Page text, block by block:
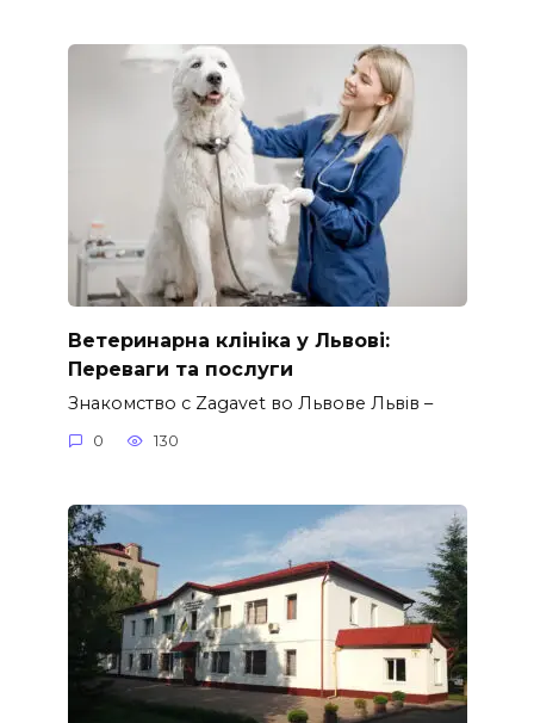
Ветеринарна клініка у Львові:
Переваги та послуги
Знакомство с Zagavet во Львове Львів –
0 130